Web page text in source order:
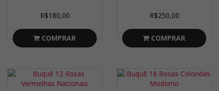
R$180,00
COMPRAR
R$250,00
COMPRAR